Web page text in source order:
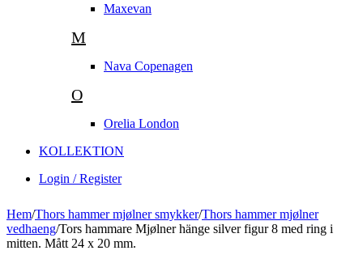
Maxevan
M
Nava Copenagen
O
Orelia London
KOLLEKTION
Login / Register
Hem/Thors hammer mjølner smykker/Thors hammer mjølner
vedhaeng/Tors hammare Mjølner hänge silver figur 8 med ring i
mitten. Mått 24 x 20 mm.